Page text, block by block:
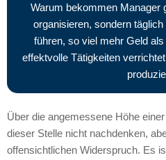
Warum bekommen Manager
organisieren, sondern
führen, so viel mehr Geld
effektvolle Tätigkeiten
Über die angemessene Höhe
dieser Stelle nicht nachdenken,
offensichtlichen Widerspruch. Es